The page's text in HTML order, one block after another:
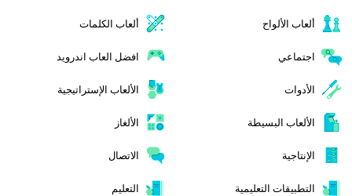
ألعاب الألواح ألعاب الكلمات
اجتماعي افضل العاب اندرويد
الأدوات الألعاب الإستراتيجية
الألعاب البسيطة الألغاز
الإنتاجية الاتصال
التطبيقات التعليمية التعليم